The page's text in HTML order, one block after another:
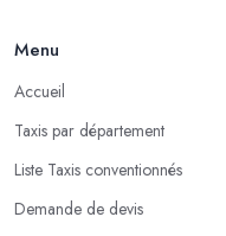
Menu
Accueil
Taxis par département
Liste Taxis conventionnés
Demande de devis